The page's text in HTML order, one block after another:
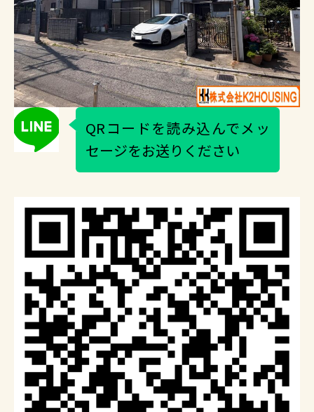
QRコードを読み込んでメッ
セージをお送りください